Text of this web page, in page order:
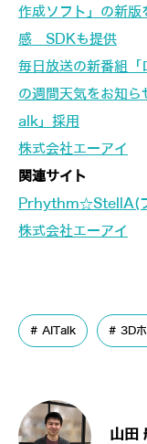
作成ソフト」の新
感 SDKも提供
毎日放送の新番組「
の週間天気をお知
alk」採用
株式会社エーアイ
関連サイト
Prhythm☆StellA(
株式会社エーアイ
AITalk 3D
山田